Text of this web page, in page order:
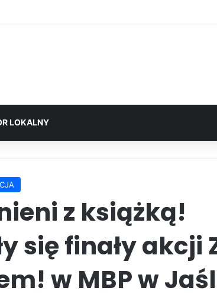
LOKALNY
z książką!
się finały akcji
w MBP w